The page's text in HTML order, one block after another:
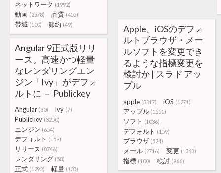
ネットワーク (1992)
動画 (2378) 品質 (455)
帯域 (100) 節約 (49)
Apple、iOSのデフォ
ルトブラウザ・メー
ルソフトを変更でき
るような指標変更を
検討か | スラド アッ
プル
apple (3317) iOS (1271)
アップル (1551)
ソフト (1036)
デフォルト (159)
ブラウザ (524)
メール (2716) 変更 (1363)
指標 (100) 検討 (966)
Angular 9正式版リリ
ース。高速かつ軽量
なレンダリングエン
ジン「Ivy」がデフォ
ルトに － Publickey
Angular (30) Ivy (7)
Publickey (3250)
エンジン (654)
デフォルト (159)
リリース (8746)
レンダリング (58)
正式 (1292) 軽量 (133)